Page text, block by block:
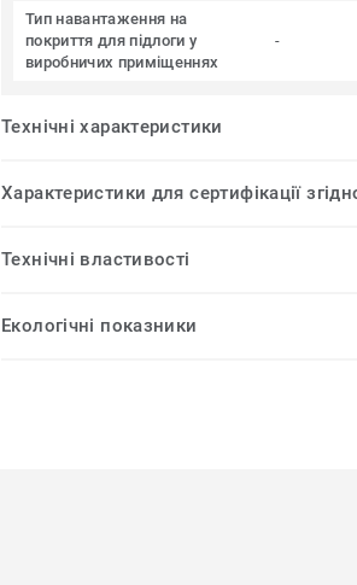
Тип навантаження на
покриття для підлоги у
виробничих приміщеннях
-
Технічні характеристики
Характеристики для сертифікації
Технічні властивості
Екологічні показники